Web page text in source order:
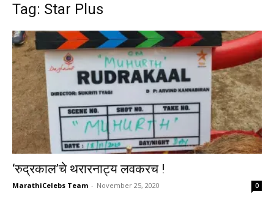
Tag: Star Plus
‘रुद्रकाल’चे थरारनाट्य लवकरच !
MarathiCelebs Team - November 25, 2020 0